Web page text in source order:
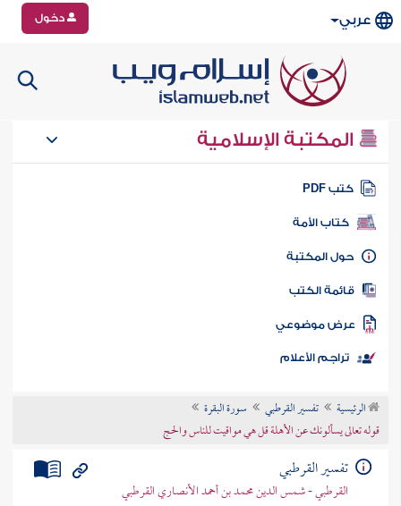
عربي دخول
المكتبة الإسلامية
كتب PDF
كتاب الأمة
المكتبة
الكتب
موضوعي
تراجم الأعلام
الرئيسية تفسير القرطبي
سورة البقرة
قوله تعالى يسألونك عن الأهلة قل هي مواقيت للناس والحج
تفسير القرطبي
القرطبي - شمس الدين محمد بن أحمد الأنصاري القرطبي